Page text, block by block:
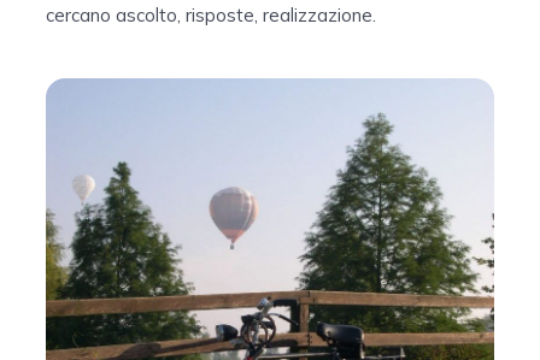
cercano ascolto, risposte, realizzazione.